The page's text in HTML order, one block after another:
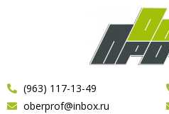
(963) 117-13-49
oberprof@inbox.ru